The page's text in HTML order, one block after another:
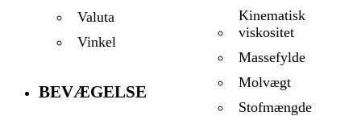
Valuta
Vinkel
BEVÆGELSE
Kinematisk
viskositet
Massefylde
Molvægt
Stofmængde